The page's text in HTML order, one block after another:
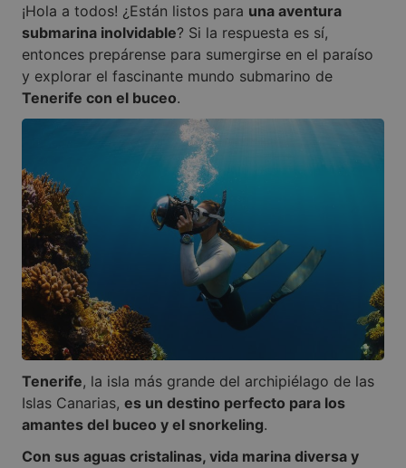
¡Hola a todos! ¿Están listos para una aventura
submarina inolvidable? Si la respuesta es sí,
entonces prepárense para sumergirse en el paraíso
y explorar el fascinante mundo submarino de
Tenerife con el buceo.
Tenerife, la isla más grande del archipiélago de las
Islas Canarias, es un destino perfecto para los
amantes del buceo y el snorkeling.
Con sus aguas cristalinas, vida marina diversa y